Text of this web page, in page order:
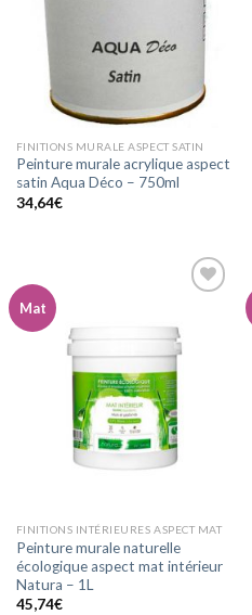
FINITIONS MURALE ASPECT SATIN
Peinture murale acrylique aspect
satin Aqua Déco – 750ml
34,64€
Mat
Ajouter
wishlist
FINITIONS INTÉRIEURES ASPECT MAT
Peinture murale naturelle
écologique aspect mat intérieur
Natura – 1L
45,74€